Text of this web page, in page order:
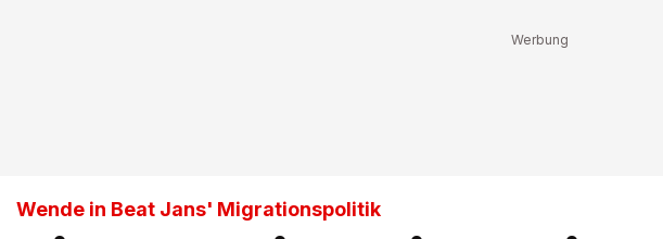
Wende in Beat Jans' Migrationspolitik